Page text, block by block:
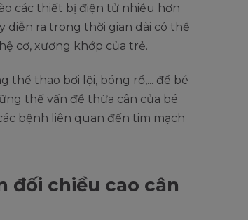
các thiết bị điện tử nhiều hơn
diễn ra trong thời gian dài có thể
cơ, xương khớp của trẻ.
thể thao bơi lội, bóng rổ,... để bé
thế vấn đề thừa cân của bé
bệnh liên quan đến tim mạch
đối chiều cao cân